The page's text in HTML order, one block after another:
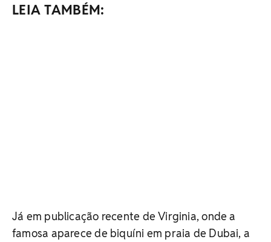
LEIA TAMBÉM:
Já em publicação recente de Virginia, onde a
famosa aparece de biquíni em praia de Dubai, a